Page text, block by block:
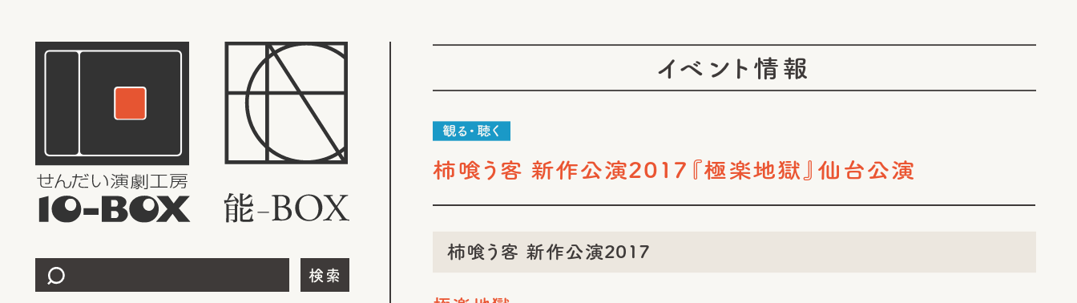
検索
イベント情報
観る・聴く
柿喰う客 新作公演2017『極楽地獄』仙台公演
柿喰う客 新作公演2017